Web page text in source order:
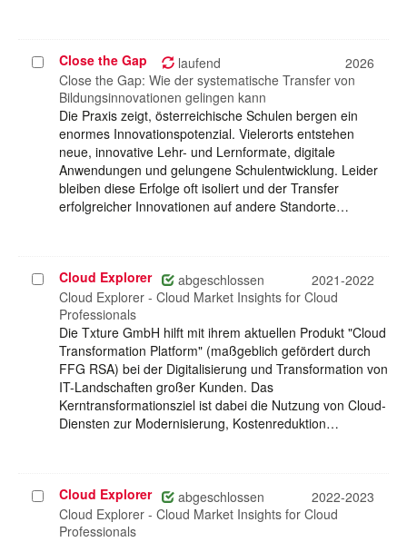
Projekt
auswählen
Close the Gap laufend
2026
Close the Gap: Wie der systematische Transfer von
Bildungsinnovationen gelingen kann
Die Praxis zeigt, österreichische Schulen bergen ein
enormes Innovationspotenzial. Vielerorts entstehen
neue, innovative Lehr- und Lernformate, digitale
Anwendungen und gelungene Schulentwicklung. Leider
bleiben diese Erfolge oft isoliert und der Transfer
erfolgreicher Innovationen auf andere Standorte…
Projekt
auswählen
Cloud Explorer abgeschlossen
2021-2022
Cloud Explorer - Cloud Market Insights for Cloud
Professionals
Die Txture GmbH hilft mit ihrem aktuellen Produkt "Cloud
Transformation Platform" (maßgeblich gefördert durch
FFG RSA) bei der Digitalisierung und Transformation von
IT-Landschaften großer Kunden. Das
Kerntransformationsziel ist dabei die Nutzung von Cloud-
Diensten zur Modernisierung, Kostenreduktion…
Projekt
auswählen
Cloud Explorer abgeschlossen
2022-2023
Cloud Explorer - Cloud Market Insights for Cloud
Professionals